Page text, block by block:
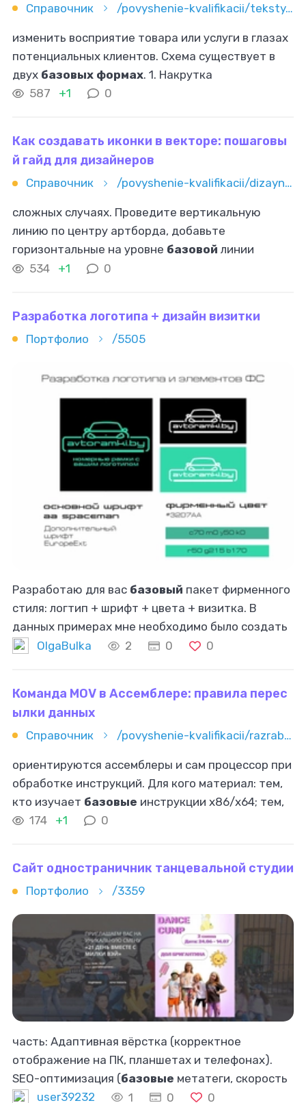
Справочник /povyshenie-kvalifikacii/teksty/otzyvy/nakrutka-otzyvov-chto-eto-riski-i-posledstviya-dlya-biznesa
изменить восприятие товара или услуги в глазах
потенциальных клиентов. Схема существует в
двух базовых формах. 1. Накрутка
положительных отзывов — размещение
587 +1 0
Как создавать иконки в векторе: пошаговы
й гайд для дизайнеров
Справочник /povyshenie-kvalifikacii/dizayn/vektornaya-grafika/kak-sozdavat-ikonki-v-vektore-poshagovyy-gayd-dlya-dizaynerov
сложных случаях. Проведите вертикальную
линию по центру артборда, добавьте
горизонтальные на уровне базовой линии
шрифта. Так вы добьетесь гармоничного
534 +1 0
Разработка логотипа + дизайн визитки
Портфолио /5505
Разработаю для вас базовый пакет фирменного
стиля: логтип + шрифт + цвета + визитка. В
данных примерах мне необходимо было создать
визуальный образ магазина автомобильных
OlgaBulka 2 0 0
Команда MOV в Ассемблере: правила перес
ылки данных
Справочник /povyshenie-kvalifikacii/razrabotka-i-it/asm/komanda-mov-v-assemblere-pravila-peresylki-dannyh
ориентируются ассемблеры и сам процессор при
обработке инструкций. Для кого материал: тем,
кто изучает базовые инструкции x86/x64; тем,
кто проверяет чужой ассемблерный код и ищет
174 +1 0
Сайт одностраничник танцевальной студии
Портфолио /3359
часть: Адаптивная вёрстка (корректное
отображение на ПК, планшетах и телефонах).
SEO-оптимизация (базовые метатеги, скорость
загрузки). Интеграция с соцсетями. Результат: 🚀
user39232 1 0 0